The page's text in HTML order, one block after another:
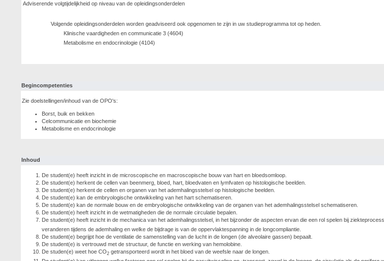
Adviserende volgtijdelijkheid op niveau van de opleidingsonderdelen
Volgende opleidingsonderdelen worden geadviseerd ook opgenomen te zijn in uw studieprogramma tot op heden.
Klinische vaardigheden en communicatie 3 (4604)
Metabolisme en endocrinologie (4104)
Begincompetenties
Zie doelstellingen/inhoud van de OPO's:
Borst, buik en bekken
Celcommunicatie en biochemie
Metabolisme en endocrinologie
Inhoud
De student(e) heeft inzicht in de microscopische en macroscopische bouw van hart en bloedsomloop.
De student(e) herkent de cellen van beenmerg, bloed, hart, bloedvaten en lymfvaten op histologische beelden.
De student(e) herkent de cellen en organen van het ademhalingsstelsel op histologische beelden.
De student(e) kan de embryologische ontwikkeling van het hart schematiseren.
De student(e) kan de normale bouw en de embryologische ontwikkeling van de organen van het ademhalingsstelsel schematiseren.
De student(e) heeft inzicht in de wetmatigheden die de normale circulatie bepalen.
De student(e) heeft inzicht in de mechanica van het ademhalingsstelsel, in het bijzonder de aspecten ervan die een rol spelen bij
veranderen tijdens de ademhaling en welke de bijdrage is van de oppervlaktespanning in de longcompliantie.
De student(e) begrijpt hoe de ventilatie de samenstelling van de lucht in de longen (de alveolaire gassen) bepaalt.
De student(e) is vertrouwd met de structuur, de functie en werking van hemolobine.
De studen(e) weet hoe CO2 getransporteerd wordt in het bloed van de weefsle naar de longen.